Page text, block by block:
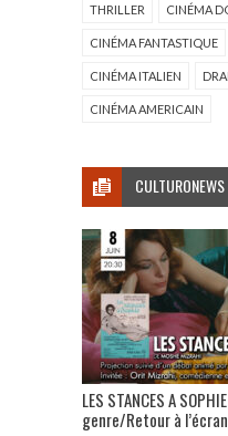
THRILLER CINÉMA
CINÉMA FANTASTIQUE
CINÉMA ITALIEN
CINÉMA AMERICAIN
CULTURONEWS
LES STANCES A
genre/Retour à l’écran